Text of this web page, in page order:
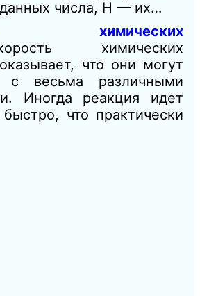
числа, Н — их…
химических
химических
что они могут
с весьма различными
Иногда реакция идет
быстро, что практически